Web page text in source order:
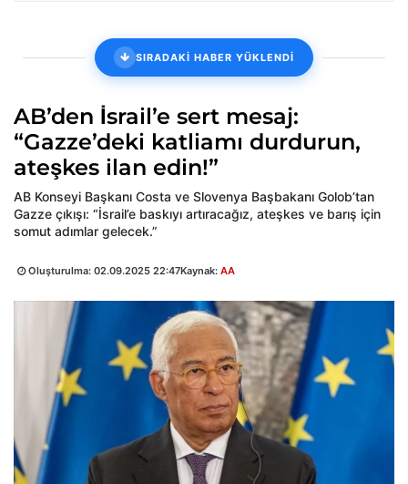
SIRADAKİ HABER YÜKLENDİ
AB’den İsrail’e sert mesaj:
“Gazze’deki katliamı durdurun,
ateşkes ilan edin!”
AB Konseyi Başkanı Costa ve Slovenya Başbakanı Golob’tan
Gazze çıkışı: “İsrail’e baskıyı artıracağız, ateşkes ve barış için
somut adımlar gelecek.”
Oluşturulma: 02.09.2025 22:47Kaynak: AA